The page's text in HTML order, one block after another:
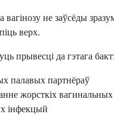
не заўсёды
верх.
прывесці да гэтага
палавых партнёраў
жорсткіх вагинальных
інфекцый